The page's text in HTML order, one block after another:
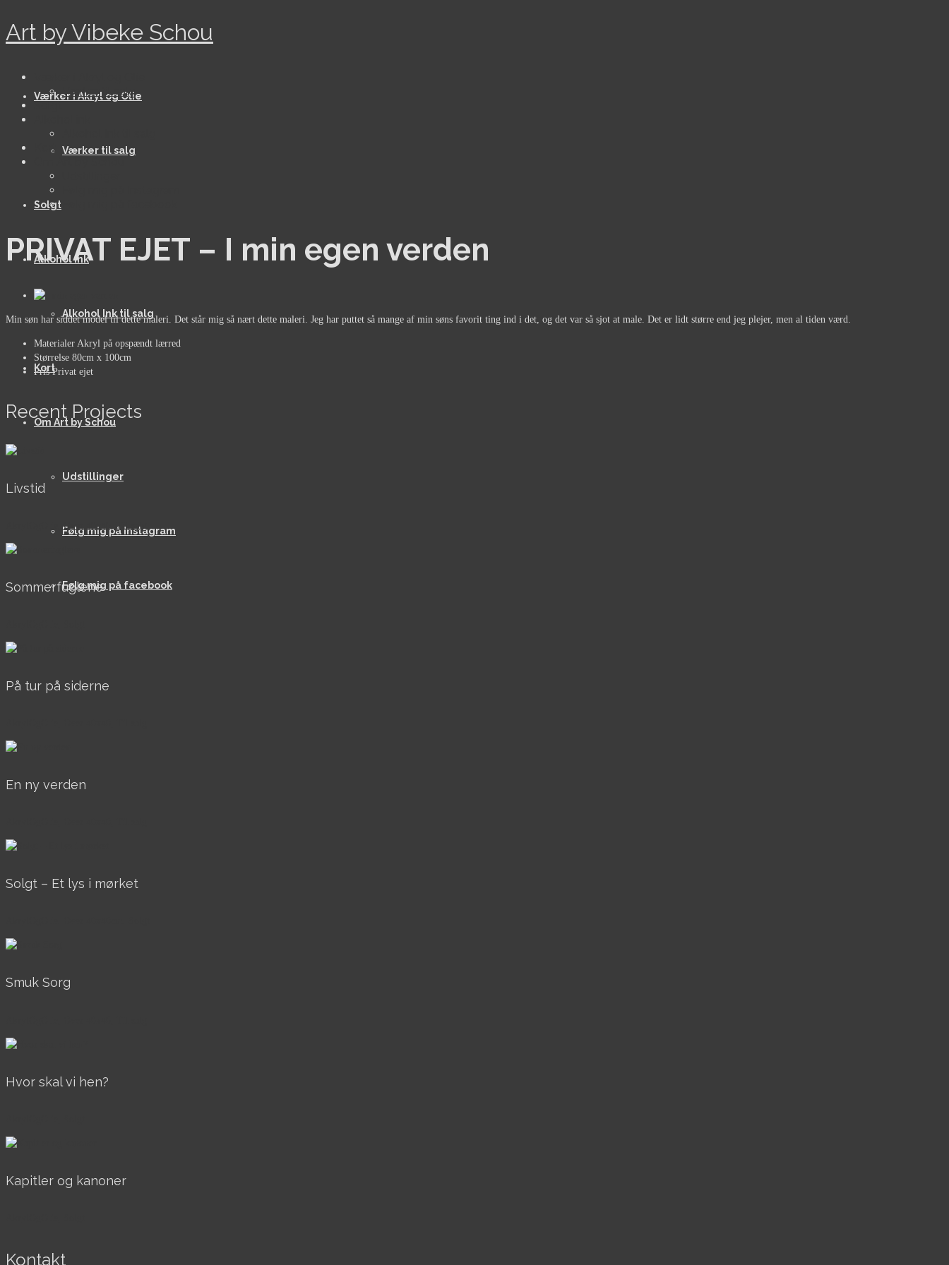
Art by Vibeke Schou
Værker i Akryl og Olie
Værker til salg
Solgt
Alkohol ink
Alkohol Ink til salg
Kort
Om Art by Schou
Udstillinger
Følg mig på Instagram
Følg mig på facebook
Værker til salg
Solgt
Kort
PRIVAT EJET – I min egen verden
Min søn har siddet model til dette maleri. Det står mig så nært dette maleri. Jeg har puttet så mange af min søns favorit ting ind i det, og det var så sjot at male. Det er lidt større end jeg plejer, men al tiden værd.
Materialer Akryl på opspændt lærred
Størrelse 80cm x 100cm
PrisPrivat ejet
Recent Projects
Livstid
AkrylOgOlie, Over 40x40, Til salg
Sommerfuglene
På tur på siderne
En ny verden
Solgt – Et lys i mørket
Smuk Sorg
Hvor skal vi hen?
Kapitler og kanoner
Kontakt